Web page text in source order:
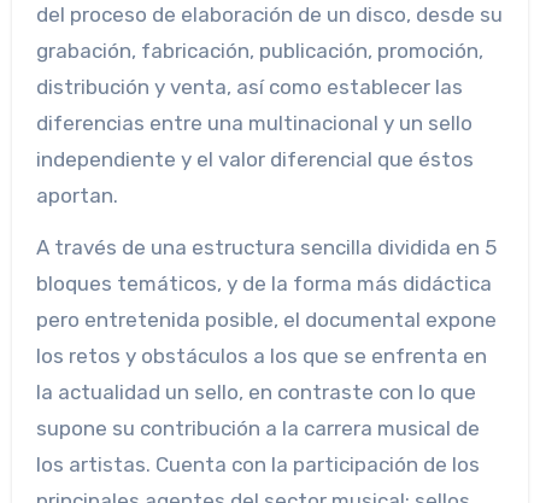
del proceso de elaboración de un disco, desde su
grabación, fabricación, publicación, promoción,
distribución y venta, así como establecer las
diferencias entre una multinacional y un sello
independiente y el valor diferencial que éstos
aportan.
A través de una estructura sencilla dividida en 5
bloques temáticos, y de la forma más didáctica
pero entretenida posible, el documental expone
los retos y obstáculos a los que se enfrenta en
la actualidad un sello, en contraste con lo que
supone su contribución a la carrera musical de
los artistas. Cuenta con la participación de los